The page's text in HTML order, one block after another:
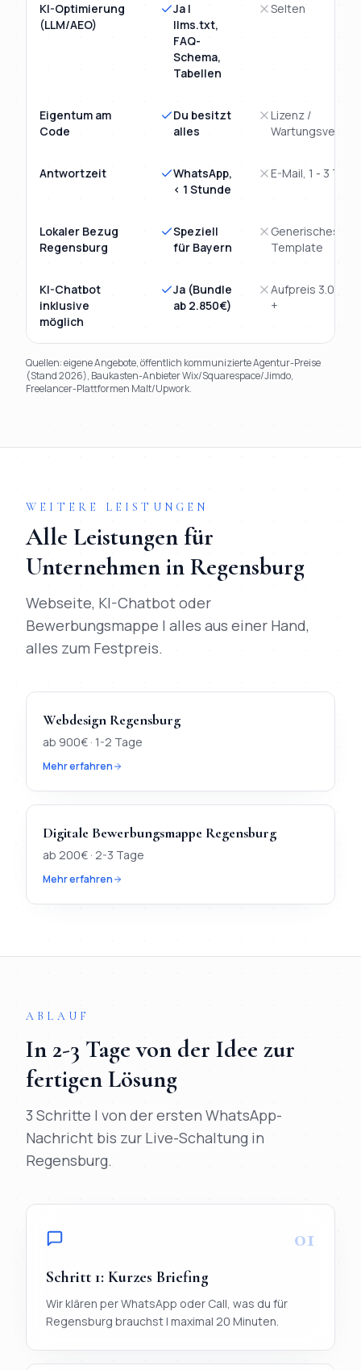
KI-Optimierung
(LLM/AEO)
Ja |
llms.txt,
FAQ-
Schema,
Tabellen
Selten
Eigentum am
Code
Du besitzt
alles
Lizenz /
Wartungsvertrag
Antwortzeit
WhatsApp,
< 1 Stunde
E-Mail, 1 - 3 Tage
Lokaler Bezug
Regensburg
Speziell
für Bayern
Generisches
Template
KI-Chatbot
inklusive
möglich
Ja (Bundle
ab 2.850€)
Aufpreis 3.000€
+
Quellen: eigene Angebote, öffentlich kommunizierte Agentur-Preise
(Stand 2026), Baukasten-Anbieter Wix/Squarespace/Jimdo,
Freelancer-Plattformen Malt/Upwork.
WEITERE LEISTUNGEN
Alle Leistungen für
Unternehmen inRegensburg
Webseite, KI-Chatbot oder
Bewerbungsmappe | alles aus einer Hand,
alles zum Festpreis.
Webdesign Regensburg
ab 900€ · 1-2 Tage
Mehr erfahren
Digitale Bewerbungsmappe Regensburg
ab 200€ · 2-3 Tage
Mehr erfahren
ABLAUF
In 2-3 Tagevon der Idee zur
fertigen Lösung
3 Schritte | von der ersten WhatsApp-
Nachricht bis zur Live-Schaltung in
Regensburg.
01
Schritt 1: Kurzes Briefing
Wir klären per WhatsApp oder Call, was du für
Regensburg brauchst | maximal 20 Minuten.